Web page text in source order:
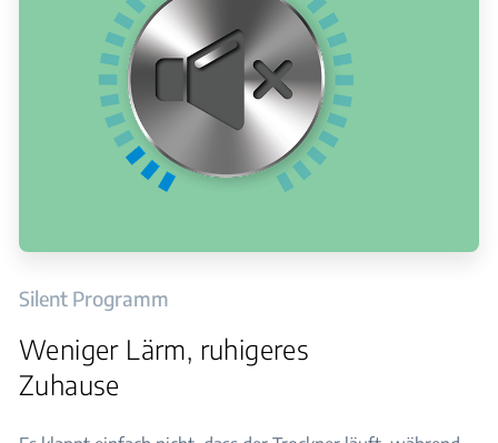
Silent Programm
Weniger Lärm, ruhigeres
Zuhause